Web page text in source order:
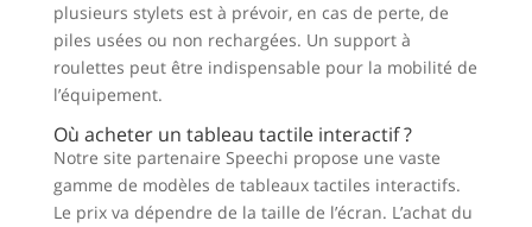
plusieurs stylets est à prévoir, en cas de perte, de
piles usées ou non rechargées. Un support à
roulettes peut être indispensable pour la mobilité de
l’équipement.
Où acheter un tableau tactile interactif ?
Notre site partenaire Speechi propose une vaste
gamme de modèles de tableaux tactiles interactifs.
Le prix va dépendre de la taille de l’écran. L’achat du